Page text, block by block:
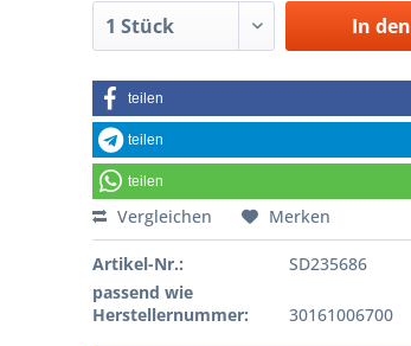
In den
teilen
teilen
teilen
Vergleichen Merken
Artikel-Nr.:
SD235686
passend wie
Herstellernummer:
30161006700